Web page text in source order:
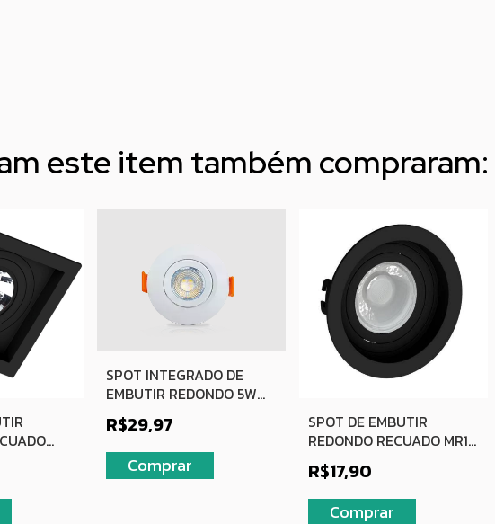
este item também compraram:
SPOT INTEGRADO DE
EMBUTIR REDONDO 5W
4000K NEUTRO BIV
BRANCO
R$29,97
Comprar
SPOT DE EMBUTIR
REDONDO RECUADO MR16
PRETO
R$17,90